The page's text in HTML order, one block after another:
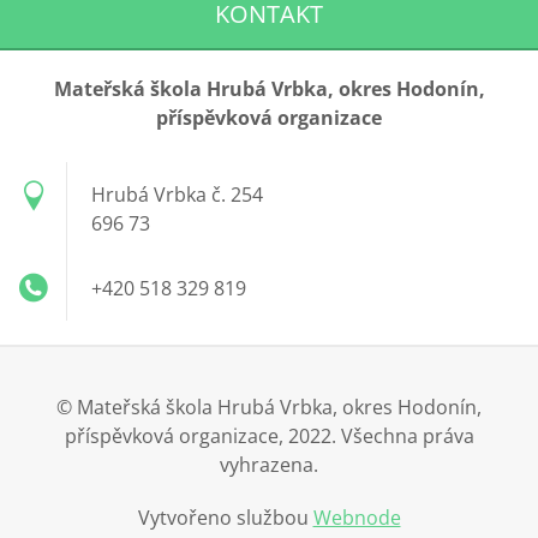
KONTAKT
Mateřská škola Hrubá Vrbka, okres Hodonín,
příspěvková organizace
Hrubá Vrbka č. 254
696 73
+420 518 329 819
© Mateřská škola Hrubá Vrbka, okres Hodonín,
příspěvková organizace, 2022. Všechna práva
vyhrazena.
Vytvořeno službou Webnode